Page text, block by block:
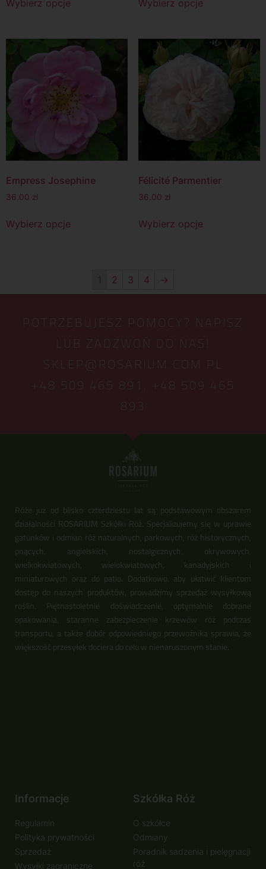
Wybierz opcje Wybierz opcje
Empress Josephine
36.00 zł
Wybierz opcje
Félicité Parmentier
36.00 zł
Wybierz opcje
1 2 3 4 →
POTRZEBUJESZ POMOCY? NAPISZ
LUB ZADZWOŃ DO NAS!
SKLEP@ROSARIUM.COM.PL
+48 509 465 891,
+48 509 465
893
Róże już od blisko czterdziestu lat są podstawowym obszarem
działalności ROSARIUM Szkółki Róż. Specjalizujemy się w uprawie
gatunków i odmian róż naturalnych, parkowych, róż historycznych,
pnących, angielskich, nostalgicznych, okrywowych,
wielkokwiatowych, wielokwiatowych, kanadyjskich i
miniaturowych oraz do patio. Dodatkowo, aby ułatwić klientom
dostęp do naszych produktów, prowadzimy sprzedaż wysyłkową
roślin. Piętnastoletnie doświadczenie, optymalnie dobrane
opakowania, staranne zabezpieczenie krzewów róż podczas
transportu, a także dobór odpowiedniego przewoźnika sprawia, że
większość przesyłek dociera do celu w nienaruszonym stanie.
Informacje
Regulamin
Polityka prywatności
Sprzedaż
Wysyłki zagraniczne
Szkółka Róż
O szkółce
Odmiany
Poradnik sadzenia i pielęgnacji
róż